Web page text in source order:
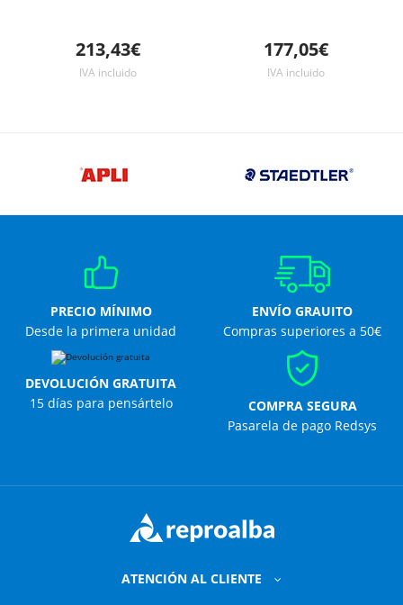
213,43€
IVA incluido
177,05€
IVA incluido
PRECIO MÍNIMO
Desde la primera unidad
ENVÍO GRAUITO
Compras superiores a 50€
DEVOLUCIÓN GRATUITA
15 días para pensártelo
COMPRA SEGURA
Pasarela de pago Redsys
ATENCIÓN AL CLIENTE